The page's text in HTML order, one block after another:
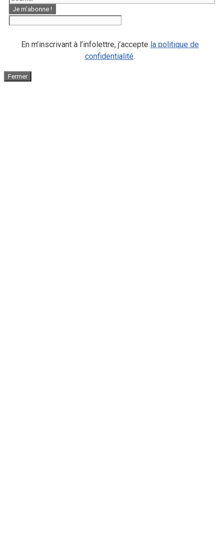
En m’inscrivant à l’infolettre, j’accepte la politique de
confidentialité.
Fermer